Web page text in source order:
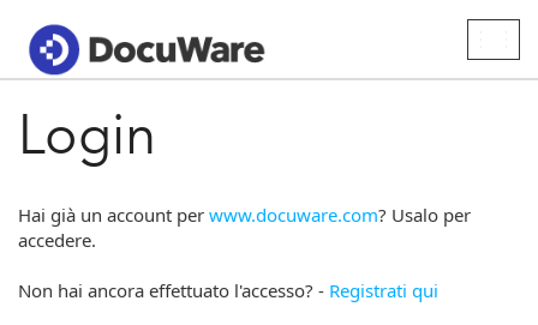
Login
Hai già un account per www.docuware.com? Usalo per
accedere.
Non hai ancora effettuato l'accesso? - Registrati qui